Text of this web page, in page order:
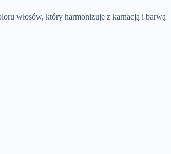
włosów, który harmonizuje z karnacją i barwą